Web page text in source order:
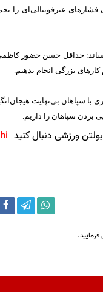
غیرفوتبالی‌ای را
حداقل حسن حضور
بزرگی انجام بدهیم.
با سپاهان بی‌نهایت
بردن سپاهان را داریم.
ورزشی دنبال کنید